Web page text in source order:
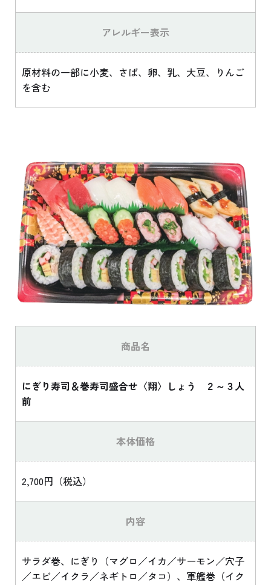
アレルギー表示
原材料の一部に小麦、さば、卵、乳、大豆、りんご
を含む
商品名
にぎり寿司＆巻寿司盛合せ〈翔〉しょう ２～３人
前
本体価格
2,700円（税込）
内容
サラダ巻、にぎり（マグロ／イカ／サーモン／穴子
／エビ／イクラ／ネギトロ／タコ）、軍艦巻（イク